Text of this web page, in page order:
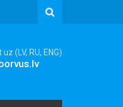
(LV, RU, ENG)